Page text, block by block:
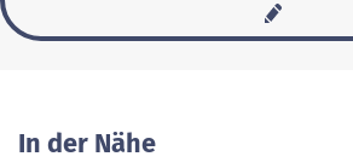
In der Nähe